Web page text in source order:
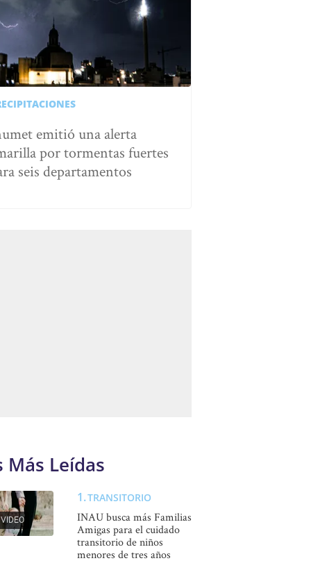
emitió una alerta
por tormentas fuertes
seis departamentos
Más Leídas
VIDEO
TRANSITORIO
INAU busca más Familias
Amigas para el cuidado
transitorio de niños
menores de tres años